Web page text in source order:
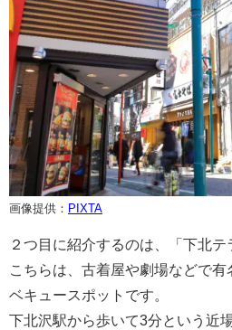
画像提供： PIXTA
２つ目に紹介するのは、「下北テ
こちらは、古着屋や劇場などで
ベキュースポットです。
下北沢駅から歩いて3分という近